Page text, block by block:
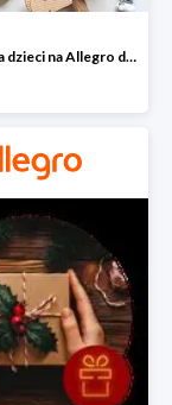
Prezenty dla dzieci na Allegro do -50%